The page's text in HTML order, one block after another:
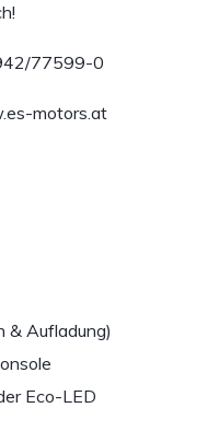
77599-0
motors.at
& Aufladung)
Eco-LED